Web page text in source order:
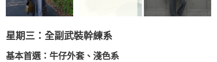
星期三：全副武裝幹練系
基本首選：牛仔外套、淺色系